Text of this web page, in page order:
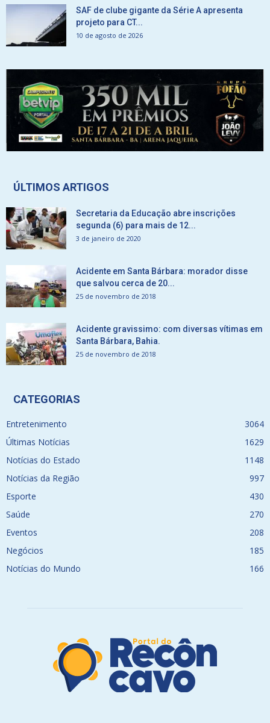
SAF de clube gigante da Série A apresenta
projeto para CT...
10 de agosto de 2026
ÚLTIMOS ARTIGOS
Secretaria da Educação abre inscrições
segunda (6) para mais de 12...
3 de janeiro de 2020
Acidente em Santa Bárbara: morador disse
que salvou cerca de 20...
25 de novembro de 2018
Acidente gravissimo: com diversas vítimas em
Santa Bárbara, Bahia.
25 de novembro de 2018
CATEGORIAS
Entretenimento
3064
Últimas Notícias
1629
Notícias do Estado
1148
Notícias da Região
997
Esporte
430
Saúde
270
Eventos
208
Negócios
185
Notícias do Mundo
166